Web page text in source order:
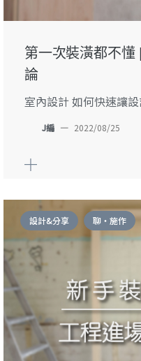
第一次裝潢都不懂
論
室內設計 如何快速讓
J編 — 2022/08/25
設計&分享 聊・施作